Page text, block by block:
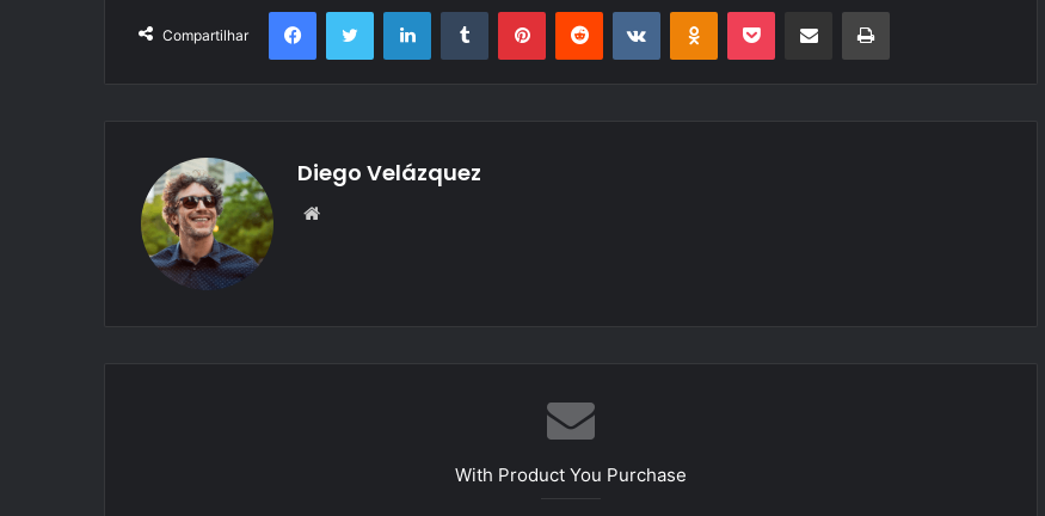
Compartilhar
FacebookTwitter LinkedinTumblr PinterestReddit VK OK Pocket Compartilhar via e-mail Imprimir
Diego Velázquez
Website
With Product You Purchase